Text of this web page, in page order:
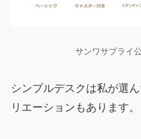
サンワサプライ
シンプルデスクは私が選
リエーションもあります。